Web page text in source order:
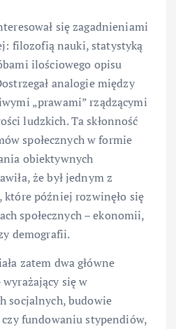
się zagadnieniami
filozofią nauki, statystyką
ilościowego opisu
analogie między
„prawami” rządzącymi
ludzkich. Ta skłonność
społecznych w formie
obiektywnych
że był jednym z
później rozwinęło się
społecznych – ekonomii,
demografii.
zatem dwa główne
się w
socjalnych, budowie
fundowaniu stypendiów,